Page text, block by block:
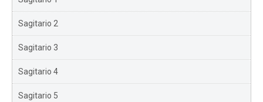
Sagitario 2
Sagitario 3
Sagitario 4
Sagitario 5